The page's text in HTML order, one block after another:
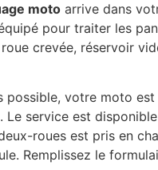
moto arrive dans
pour traiter les
crevée, réservoir
possible, votre moto
Le service est
roues est pris en
Remplissez le